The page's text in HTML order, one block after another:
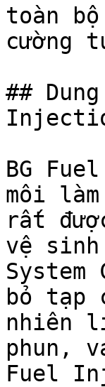
toàn
cường
##
BG
môi
rất
vệ
bỏ tạp
nhiên
phun,
Fuel